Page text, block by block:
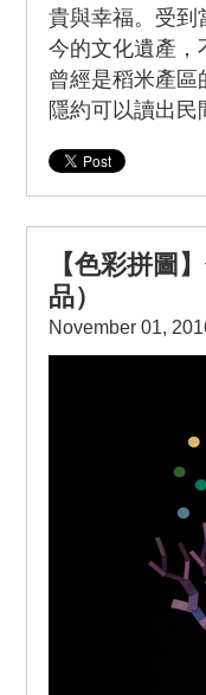
貴與幸福。受到
今的文化遺產，
曾經是稻米產區
隱約可以讀出民
【色彩拼圖
品）
November 01,